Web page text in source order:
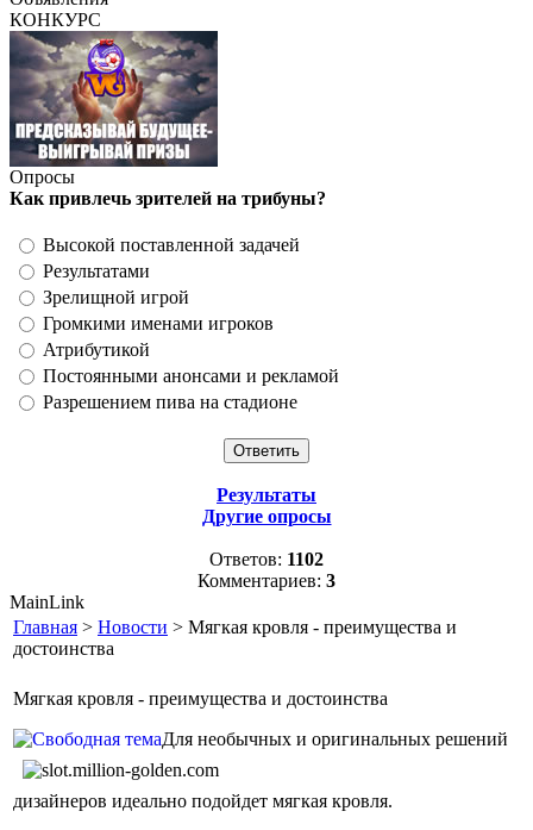
КОНКУРС
Опросы
Как привлечь зрителей на трибуны?
Высокой поставленной задачей
Результатами
Зрелищной игрой
Громкими именами игроков
Атрибутикой
Постоянными анонсами и рекламой
Разрешением пива на стадионе
Результаты
Другие опросы
Ответов: 1102
Комментариев: 3
MainLink
Главная > Новости > Мягкая кровля - преимущества и
достоинства
Мягкая кровля - преимущества и достоинства
Для необычных и оригинальных решений
дизайнеров идеально подойдет мягкая кровля.